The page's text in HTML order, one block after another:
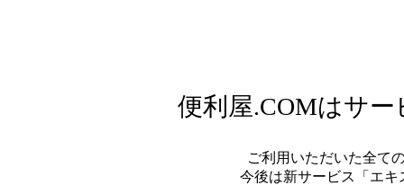
便利屋.COMはサ
ご利用いただいた全て
今後は新サービス「エ